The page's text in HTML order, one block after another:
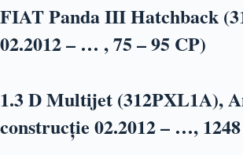
FIAT Panda III Hatchback
02.2012 – … , 75 – 95 CP)
1.3 D Multijet (312PXL1A),
construcție 02.2012 – …,